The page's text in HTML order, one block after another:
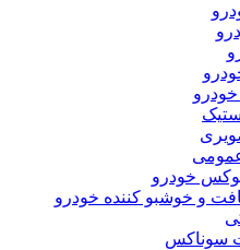
خودرو
و خوشبو کننده خودرو
سوناکس